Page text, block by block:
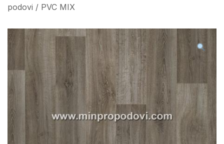
podovi / PVC MIX